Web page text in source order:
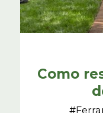
Como